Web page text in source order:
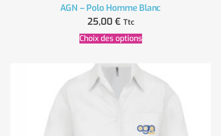
AGN – Polo Homme Blanc
25,00 € Ttc
Choix des options